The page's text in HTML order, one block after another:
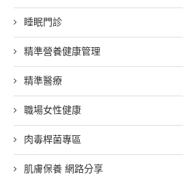
睡眠門診
精準營養健康管理
精準醫療
職場女性健康
肉毒桿菌專區
肌膚保養 網路分享